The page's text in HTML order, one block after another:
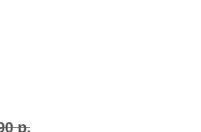
р.